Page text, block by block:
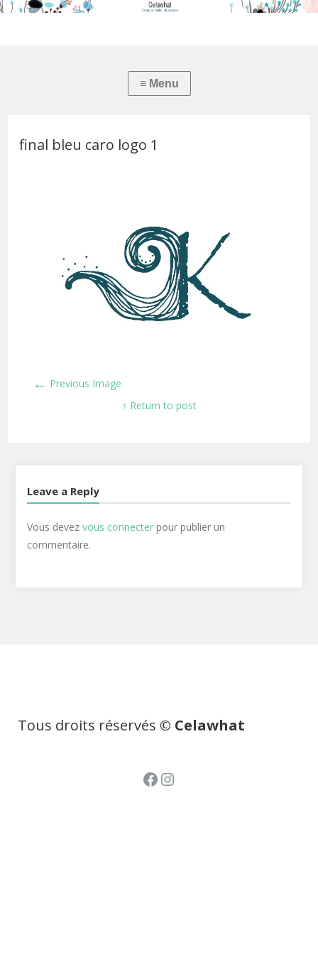
final bleu caro logo 1
← Previous Image
↑ Return to post
Leave a Reply
Vous devez vous connecterpour publier un
commentaire.
Tous droits réservés © Celawhat
Facebook
Instagram